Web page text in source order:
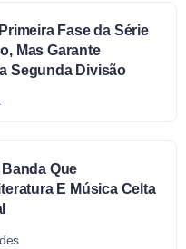
Fase da Série
Mas Garante
Segunda Divisão
Banda Que
E Música Celta